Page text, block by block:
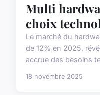
Multi
choix
Le marché du
de 12% en 2025,
accrue des besoins
18 novembre 2025